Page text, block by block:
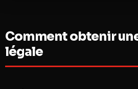
Comment obtenir
légale